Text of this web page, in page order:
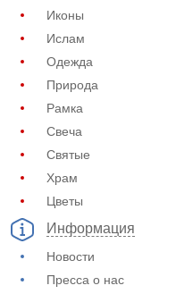
Иконы
Ислам
Одежда
Природа
Рамка
Свеча
Святые
Храм
Цветы
Информация
Новости
Пресса о нас